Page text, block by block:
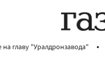
главу "Уралдронзавода"